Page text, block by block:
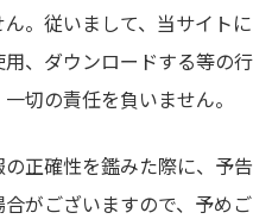
。従いまして、当サイトに
、ダウンロードする等の行
切の責任を負いません。
正確性を鑑みた際に、予告
がございますので、予めご